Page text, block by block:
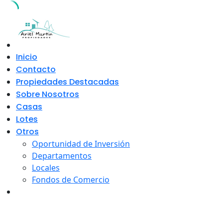
content
Inicio
Contacto
Propiedades Destacadas
Sobre Nosotros
Casas
Lotes
Otros
Oportunidad de Inversión
Departamentos
Locales
Fondos de Comercio